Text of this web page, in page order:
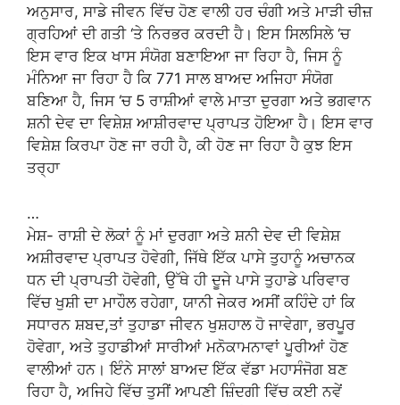
ਅਨੁਸਾਰ, ਸਾਡੇ ਜੀਵਨ ਵਿੱਚ ਹੋਣ ਵਾਲੀ ਹਰ ਚੰਗੀ ਅਤੇ ਮਾੜੀ ਚੀਜ਼
ਗ੍ਰਹਿਆਂ ਦੀ ਗਤੀ ‘ਤੇ ਨਿਰਭਰ ਕਰਦੀ ਹੈ। ਇਸ ਸਿਲਸਿਲੇ ‘ਚ
ਇਸ ਵਾਰ ਇਕ ਖਾਸ ਸੰਯੋਗ ਬਣਾਇਆ ਜਾ ਰਿਹਾ ਹੈ, ਜਿਸ ਨੂੰ
ਮੰਨਿਆ ਜਾ ਰਿਹਾ ਹੈ ਕਿ 771 ਸਾਲ ਬਾਅਦ ਅਜਿਹਾ ਸੰਯੋਗ
ਬਣਿਆ ਹੈ, ਜਿਸ ‘ਚ 5 ਰਾਸ਼ੀਆਂ ਵਾਲੇ ਮਾਤਾ ਦੁਰਗਾ ਅਤੇ ਭਗਵਾਨ
ਸ਼ਨੀ ਦੇਵ ਦਾ ਵਿਸ਼ੇਸ਼ ਆਸ਼ੀਰਵਾਦ ਪ੍ਰਾਪਤ ਹੋਇਆ ਹੈ। ਇਸ ਵਾਰ
ਵਿਸ਼ੇਸ਼ ਕਿਰਪਾ ਹੋਣ ਜਾ ਰਹੀ ਹੈ, ਕੀ ਹੋਣ ਜਾ ਰਿਹਾ ਹੈ ਕੁਝ ਇਸ
ਤਰ੍ਹਾ
…
ਮੇਸ਼- ਰਾਸ਼ੀ ਦੇ ਲੋਕਾਂ ਨੂੰ ਮਾਂ ਦੁਰਗਾ ਅਤੇ ਸ਼ਨੀ ਦੇਵ ਦੀ ਵਿਸ਼ੇਸ਼
ਅਸ਼ੀਰਵਾਦ ਪ੍ਰਾਪਤ ਹੋਵੇਗੀ, ਜਿੱਥੇ ਇੱਕ ਪਾਸੇ ਤੁਹਾਨੂੰ ਅਚਾਨਕ
ਧਨ ਦੀ ਪ੍ਰਾਪਤੀ ਹੋਵੇਗੀ, ਉੱਥੇ ਹੀ ਦੂਜੇ ਪਾਸੇ ਤੁਹਾਡੇ ਪਰਿਵਾਰ
ਵਿੱਚ ਖੁਸ਼ੀ ਦਾ ਮਾਹੌਲ ਰਹੇਗਾ, ਯਾਨੀ ਜੇਕਰ ਅਸੀਂ ਕਹਿੰਦੇ ਹਾਂ ਕਿ
ਸਧਾਰਨ ਸ਼ਬਦ,ਤਾਂ ਤੁਹਾਡਾ ਜੀਵਨ ਖੁਸ਼ਹਾਲ ਹੋ ਜਾਵੇਗਾ, ਭਰਪੂਰ
ਹੋਵੇਗਾ, ਅਤੇ ਤੁਹਾਡੀਆਂ ਸਾਰੀਆਂ ਮਨੋਕਾਮਨਾਵਾਂ ਪੂਰੀਆਂ ਹੋਣ
ਵਾਲੀਆਂ ਹਨ। ਇੰਨੇ ਸਾਲਾਂ ਬਾਅਦ ਇੱਕ ਵੱਡਾ ਮਹਾਸੰਜੋਗ ਬਣ
ਰਿਹਾ ਹੈ, ਅਜਿਹੇ ਵਿੱਚ ਤੁਸੀਂ ਆਪਣੀ ਜ਼ਿੰਦਗੀ ਵਿੱਚ ਕਈ ਨਵੇਂ